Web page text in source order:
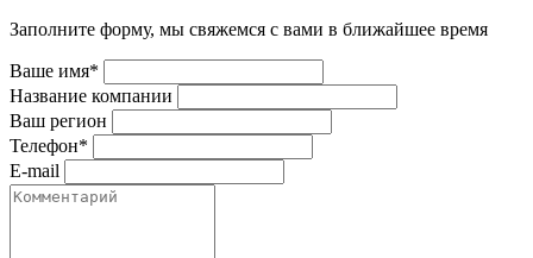
Заполните форму, мы свяжемся с вами в ближайшее время
Ваше имя*
Название компании
Ваш регион
Телефон*
E-mail